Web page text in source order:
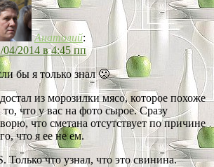
Анатолий:
04/2014 в 4:45 пп
бы я только знал 🙁
из морозилки мясо, которое похоже
то, что у вас на фото сырое. Сразу
что сметана отсутствует по причине
что я ее не ем.
Только что узнал, что это свинина.